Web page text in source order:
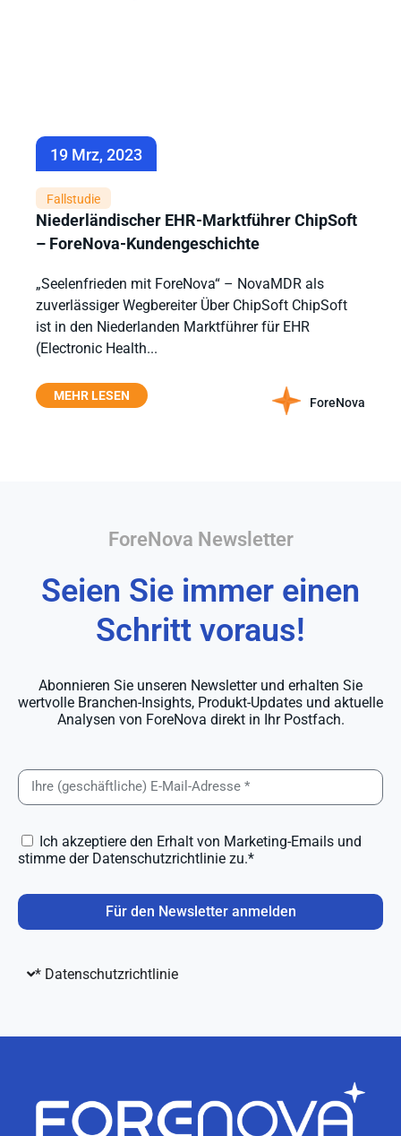
19 Mrz, 2023
Fallstudie
Niederländischer EHR-Marktführer ChipSoft
– ForeNova-Kundengeschichte
„Seelenfrieden mit ForeNova“ – NovaMDR als
zuverlässiger Wegbereiter Über ChipSoft ChipSoft
ist in den Niederlanden Marktführer für EHR
(Electronic Health...
MEHR LESEN ForeNova
ForeNova Newsletter
Seien Sie immer einen
Schritt voraus!
Abonnieren Sie unseren Newsletter und erhalten Sie
wertvolle Branchen-Insights, Produkt-Updates und aktuelle
Analysen von ForeNova direkt in Ihr Postfach.
Ich akzeptiere den Erhalt von Marketing-Emails und
stimme der Datenschutzrichtlinie zu.*
Für den Newsletter anmelden
* Datenschutzrichtlinie